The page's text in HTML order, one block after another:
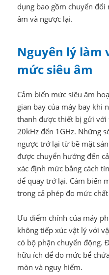
dụng bao gồm chuyển
âm và ngược lại.
Nguyên lý làm
mức siêu âm
Cảm biến mức siêu âm
gian bay của máy bay khi
thanh được thiết bị gửi với
20kHz đến 1GHz. Những
ngược trở lại từ bề mặt
được chuyển hướng đến
xác định mức bằng cách
để quay trở lại. Cảm biến
trong cả phép đo mức
Ưu điểm chính của máy
không tiếp xúc vật lý với
có bộ phận chuyển động.
hữu ích để đo mức bể
mòn và nguy hiểm.